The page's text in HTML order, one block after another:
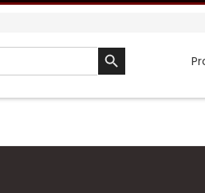
SEARCH BUTTON